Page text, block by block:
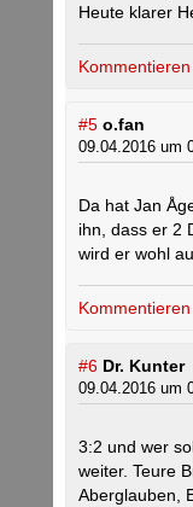
Heute klarer
Kommentieren
#5 o.fan
09.04.2016 um
Da hat Jan
ihn, dass er 2
wird er wohl
Kommentieren
#6 Dr. Kunter
09.04.2016 um
3:2 und wer
weiter. Teure
Aberglauben,